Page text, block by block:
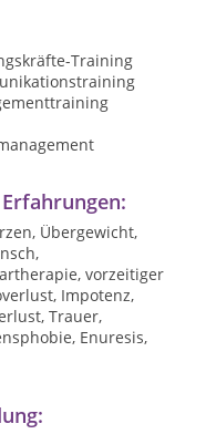
Training
Übergewicht,
vorzeitiger
Impotenz,
Trauer,
Enuresis,